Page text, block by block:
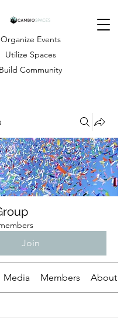
Organize Events
Utilize Spaces
Build Community
Join
Media Members About